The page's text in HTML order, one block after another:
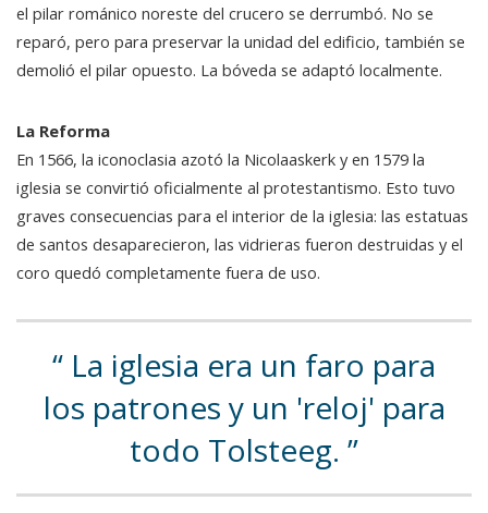
el pilar románico noreste del crucero se derrumbó. No se
reparó, pero para preservar la unidad del edificio, también se
demolió el pilar opuesto. La bóveda se adaptó localmente.
La Reforma
En 1566, la iconoclasia azotó la Nicolaaskerk y en 1579 la
iglesia se convirtió oficialmente al protestantismo. Esto tuvo
graves consecuencias para el interior de la iglesia: las estatuas
de santos desaparecieron, las vidrieras fueron destruidas y el
coro quedó completamente fuera de uso.
La iglesia era un faro para
los patrones y un 'reloj' para
todo Tolsteeg.